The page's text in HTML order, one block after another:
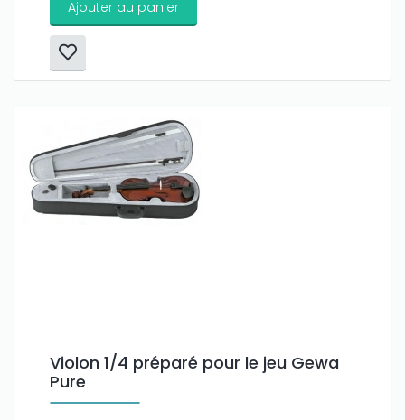
Ajouter au panier
Violon 1/4 préparé pour le jeu Gewa
Pure